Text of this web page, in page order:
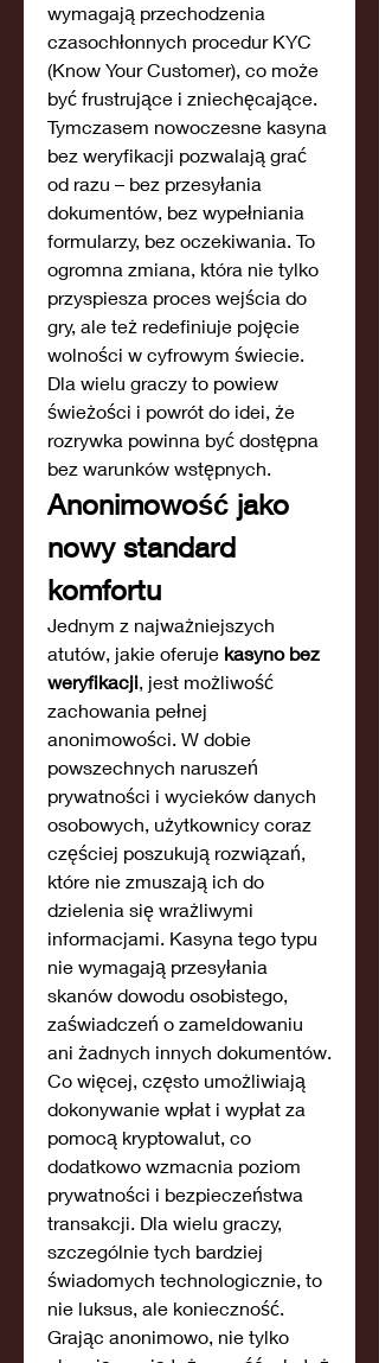
wymagają przechodzenia
czasochłonnych procedur KYC
(Know Your Customer), co może
być frustrujące i zniechęcające.
Tymczasem nowoczesne kasyna
bez weryfikacji pozwalają grać
od razu – bez przesyłania
dokumentów, bez wypełniania
formularzy, bez oczekiwania. To
ogromna zmiana, która nie tylko
przyspiesza proces wejścia do
gry, ale też redefiniuje pojęcie
wolności w cyfrowym świecie.
Dla wielu graczy to powiew
świeżości i powrót do idei, że
rozrywka powinna być dostępna
bez warunków wstępnych.
Anonimowość jako
nowy standard
komfortu
Jednym z najważniejszych
atutów, jakie oferuje kasyno bez
weryfikacji, jest możliwość
zachowania pełnej
anonimowości. W dobie
powszechnych naruszeń
prywatności i wycieków danych
osobowych, użytkownicy coraz
częściej poszukują rozwiązań,
które nie zmuszają ich do
dzielenia się wrażliwymi
informacjami. Kasyna tego typu
nie wymagają przesyłania
skanów dowodu osobistego,
zaświadczeń o zameldowaniu
ani żadnych innych dokumentów.
Co więcej, często umożliwiają
dokonywanie wpłat i wypłat za
pomocą kryptowalut, co
dodatkowo wzmacnia poziom
prywatności i bezpieczeństwa
transakcji. Dla wielu graczy,
szczególnie tych bardziej
świadomych technologicznie, to
nie luksus, ale konieczność.
Grając anonimowo, nie tylko